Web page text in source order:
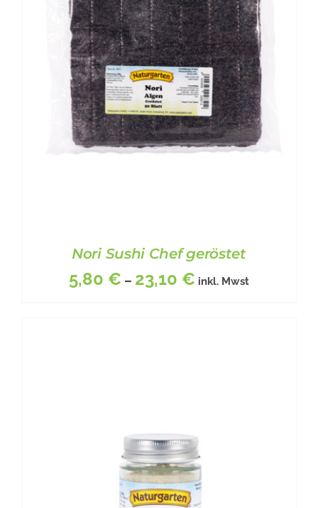
PRODUKT
WEIST
MEHRERE
VARIANTEN
AUF.
Nori Sushi Chef geröstet
5,80 € – 23,10 € inkl. Mwst